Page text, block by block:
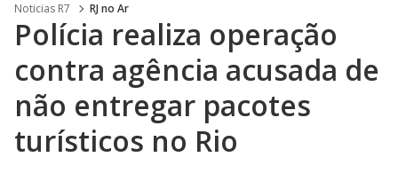
Noticias R7 RJ no Ar
Polícia realiza operação
contra agência acusada de
não entregar pacotes
turísticos no Rio